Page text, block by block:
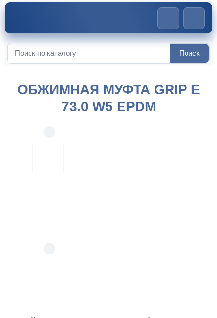
Искать:
Поиск
73.0 W5 EPDM
ОБЖИМНАЯ МУФТА GRIP E
73.0 W5 EPDM